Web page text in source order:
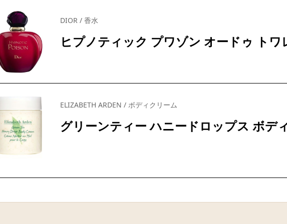
DIOR / 香水
ヒプノティック プワゾン オードゥ トワ
ELIZABETH ARDEN / ボディクリーム
グリーンティー ハニードロップス ボデ